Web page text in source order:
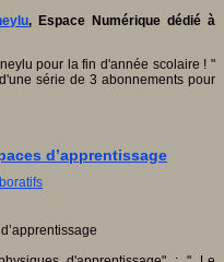
, Espace Numérique dédié à
pour la fin d'année scolaire ! "
série de 3 abonnements pour
d’apprentissage